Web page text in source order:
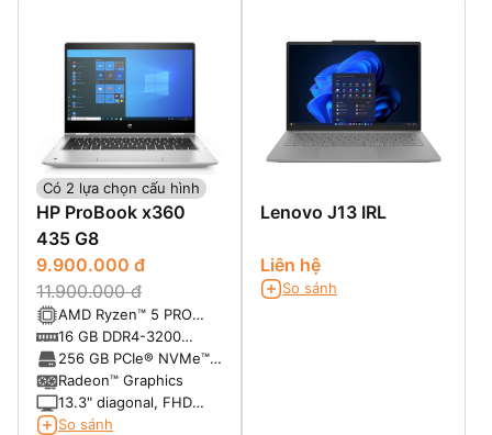
Có 2 lựa chọn cấu hình
HP ProBook x360
435 G8
9.900.000 đ
11.900.000 đ
AMD Ryzen™ 5 PRO
5600U with Radeon™
Graphics (2.3 GHz base
clock, up to 4.2 GHz
max boost clock, 16 MB
L3 cache, 6 cores)
16 GB DDR4-3200
SDRAM
256 GB PCIe® NVMe™
M.2 Value SSD TLC
Radeon™ Graphics
13.3" diagonal, FHD
(1920 x 1080), touch,
So sánh
Lenovo J13 IRL
Liên hệ
So sánh